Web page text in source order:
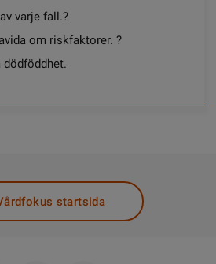
varje fall.?
om riskfaktorer. ?
startsida